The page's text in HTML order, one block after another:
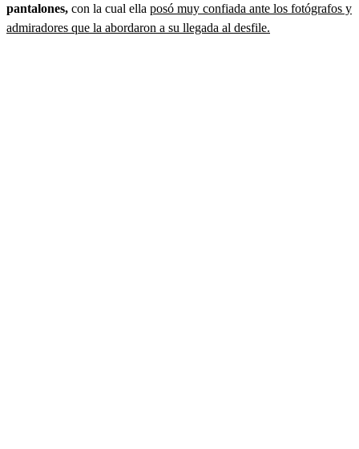
pantalones, con la cual ella posó muy confiada ante los fotógrafos y
admiradores que la abordaron a su llegada al desfile.